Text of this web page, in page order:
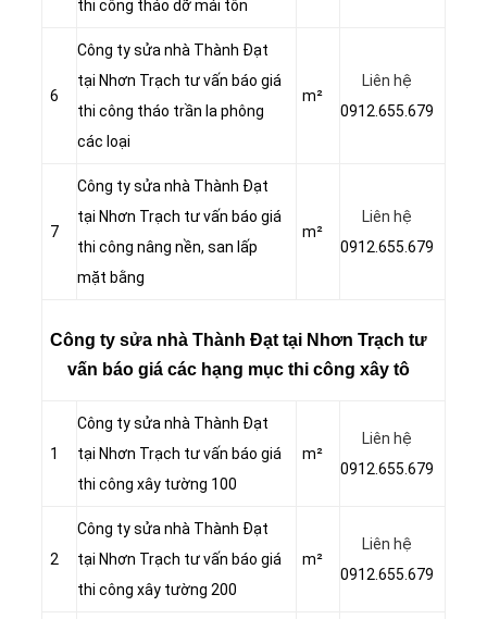
thi công tháo dỡ mái tôn
6
Công ty sửa nhà Thành Đạt
tại Nhơn Trạch tư vấn báo giá
thi công tháo trần la phông
các loại
m²
Liên hệ
0912.655.679
7
Công ty sửa nhà Thành Đạt
tại Nhơn Trạch tư vấn báo giá
thi công nâng nền, san lấp
mặt bằng
m²
Liên hệ
0912.655.679
Công ty sửa nhà Thành Đạt tại Nhơn Trạch tư
vấn báo giá các hạng mục thi công xây tô
1
Công ty sửa nhà Thành Đạt
tại Nhơn Trạch tư vấn báo giá
thi công xây tường 100
m²
Liên hệ
0912.655.679
2
Công ty sửa nhà Thành Đạt
tại Nhơn Trạch tư vấn báo giá
thi công xây tường 200
m²
Liên hệ
0912.655.679